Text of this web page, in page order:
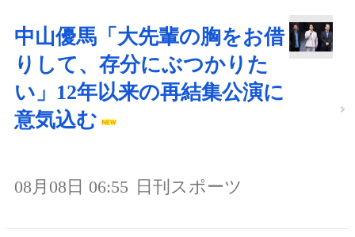
中山優馬「大先輩の胸をお借
りして、存分にぶつかりた
い」12年以来の再結集公演に
意気込む
08月08日 06:55 日刊スポーツ